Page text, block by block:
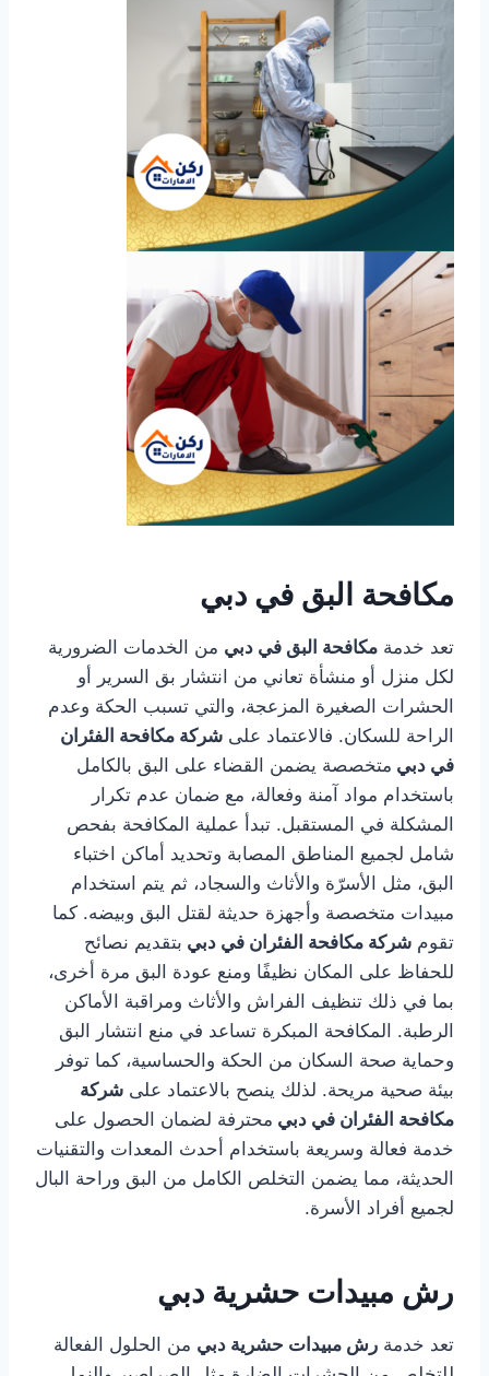
مكافحة البق في دبي
تعد خدمة مكافحة البق في دبي من الخدمات الضرورية
لكل منزل أو منشأة تعاني من انتشار بق السرير أو
الحشرات الصغيرة المزعجة، والتي تسبب الحكة وعدم
الراحة للسكان. فالاعتماد على شركة مكافحة الفئران
في دبي متخصصة يضمن القضاء على البق بالكامل
باستخدام مواد آمنة وفعالة، مع ضمان عدم تكرار
المشكلة في المستقبل. تبدأ عملية المكافحة بفحص
شامل لجميع المناطق المصابة وتحديد أماكن اختباء
البق، مثل الأسرّة والأثاث والسجاد، ثم يتم استخدام
مبيدات متخصصة وأجهزة حديثة لقتل البق وبيضه. كما
تقوم شركة مكافحة الفئران في دبي بتقديم نصائح
للحفاظ على المكان نظيفًا ومنع عودة البق مرة أخرى،
بما في ذلك تنظيف الفراش والأثاث ومراقبة الأماكن
الرطبة. المكافحة المبكرة تساعد في منع انتشار البق
وحماية صحة السكان من الحكة والحساسية، كما توفر
بيئة صحية مريحة. لذلك ينصح بالاعتماد على شركة
مكافحة الفئران في دبي محترفة لضمان الحصول على
خدمة فعالة وسريعة باستخدام أحدث المعدات والتقنيات
الحديثة، مما يضمن التخلص الكامل من البق وراحة البال
لجميع أفراد الأسرة.
رش مبيدات حشرية دبي
تعد خدمة رش مبيدات حشرية دبي من الحلول الفعالة